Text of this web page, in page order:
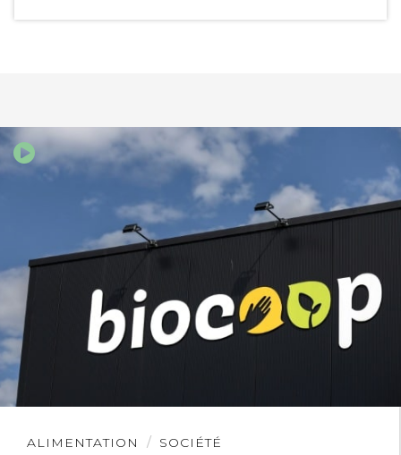
ALIMENTATION SOCIÉTÉ
Lire